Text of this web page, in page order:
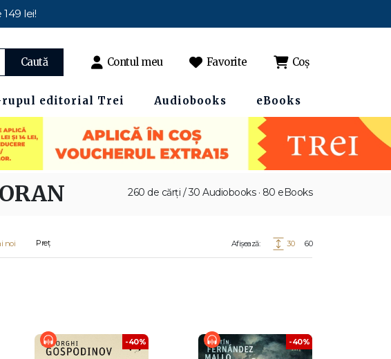
lei!
Caută Contul meu Favorite Coș
editorial Trei Audiobooks eBooks
260 de cărți / 30 Audiobooks · 80 eBooks
noi Preț Afișează: 30 60
-40% -40%